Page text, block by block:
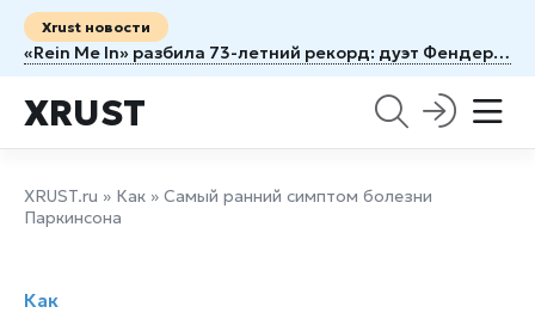
Xrust новости
«Rein Me In» разбила 73-летний рекорд: дуэт Фендера и Дин обошёл легенду 1953 года
XRUST
XRUST.ru » Как » Самый ранний симптом болезни
Паркинсона
Как